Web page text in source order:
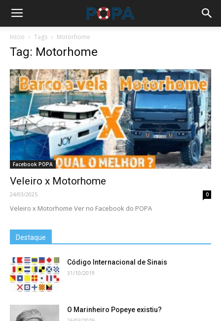
Início Tags Motorhome
Tag: Motorhome
Facebook POPA
Veleiro x Motorhome
24/03/2025 0
Veleiro x Motorhome Ver no Facebook do POPA
Destaque
Código Internacional de Sinais
31/10/2019
O Marinheiro Popeye existiu?